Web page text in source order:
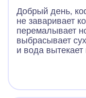
Добрый день,
не заваривает
перемалывает
выбрасывает
и вода